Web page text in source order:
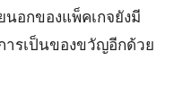
อกของแพ็คเกจยังมี
ารเป็นของขวัญอีกด้วย